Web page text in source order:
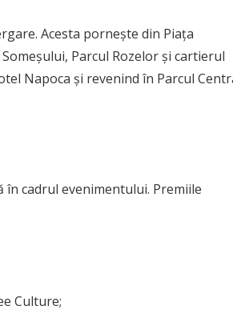
Acesta pornește din Piața
Parcul Rozelor și cartierul
Napoca și revenind în Parcul
cadrul evenimentului. Premiile
Culture;